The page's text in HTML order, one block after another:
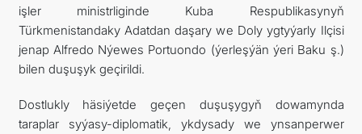
PERMANENT NEUTRALITY
SUSTAINABLE TRANSPORT
CONTACT US
işler ministrliginde Kuba Respublikasynyň
Türkmenistandaky Adatdan daşary we Doly ygtyýarly Ilçisi
jenap Alfredo Nýewes Portuondo (ýerleşýän ýeri Baku ş.)
bilen duşuşyk geçirildi.
Dostlukly häsiýetde geçen duşuşygyň dowamynda
taraplar syýasy-diplomatik, ykdysady we ynsanperwer